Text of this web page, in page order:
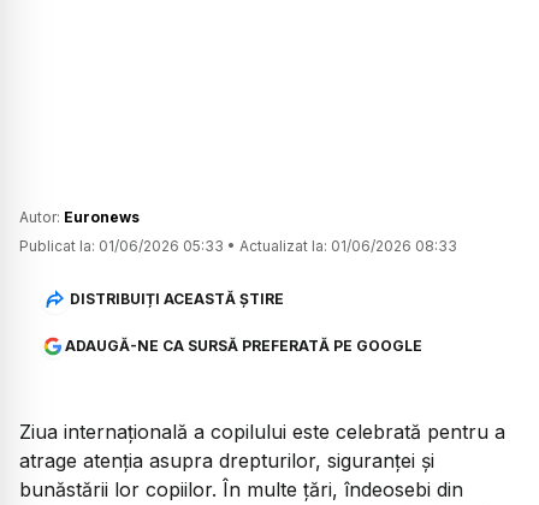
Autor: Euronews
Publicat la: 01/06/2026 05:33 • Actualizat la: 01/06/2026 08:33
DISTRIBUIȚI ACEASTĂ ȘTIRE
ADAUGĂ-NE CA SURSĂ PREFERATĂ PE GOOGLE
Ziua internațională a copilului este celebrată pentru a
atrage atenția asupra drepturilor, siguranței și
bunăstării lor copiilor. În multe țări, îndeosebi din